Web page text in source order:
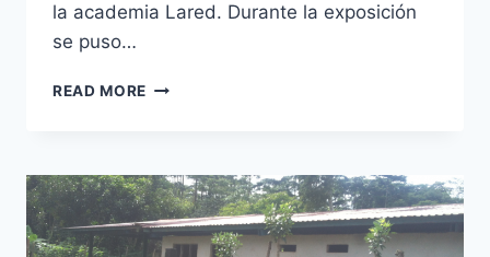
la academia Lared. Durante la exposición
se puso…
READ MORE SALUD
DE
CRISIS
Y
CONTINUIDAD